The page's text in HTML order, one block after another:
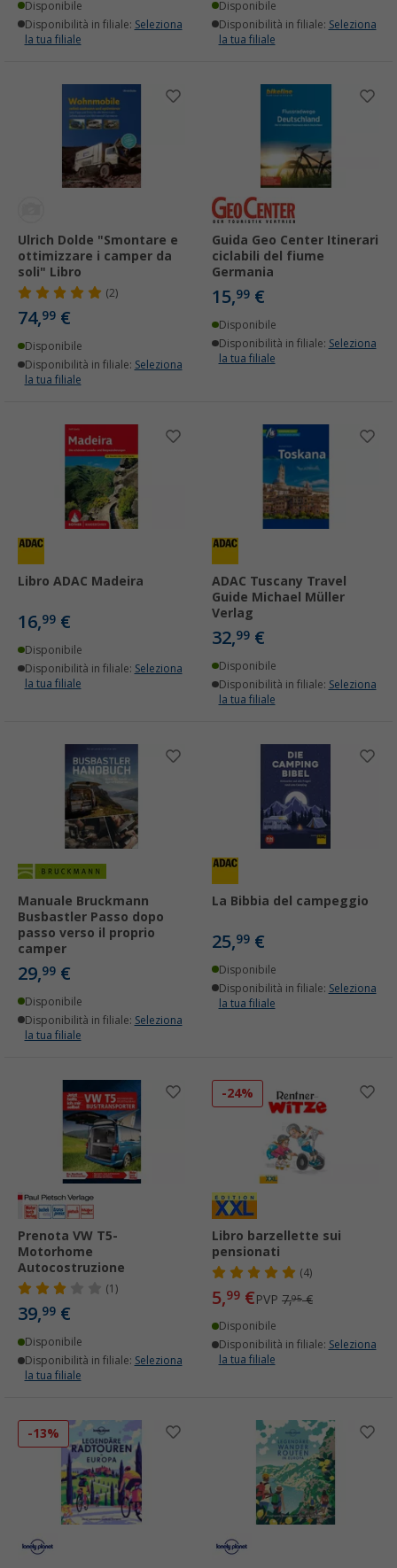
Disponibile
Disponibilità in filiale: Seleziona
la tua filiale
Disponibile
Disponibilità in filiale: Seleziona
la tua filiale
Ulrich Dolde "Smontare e
ottimizzare i camper da
soli" Libro
(2)
74,99 €
Disponibile
Disponibilità in filiale: Seleziona
la tua filiale
Guida Geo Center Itinerari
ciclabili del fiume
Germania
15,99 €
Disponibile
Disponibilità in filiale: Seleziona
la tua filiale
Libro ADAC Madeira
16,99 €
Disponibile
Disponibilità in filiale: Seleziona
la tua filiale
ADAC Tuscany Travel
Guide Michael Müller
Verlag
32,99 €
Disponibile
Disponibilità in filiale: Seleziona
la tua filiale
Manuale Bruckmann
Busbastler Passo dopo
passo verso il proprio
camper
29,99 €
Disponibile
Disponibilità in filiale: Seleziona
la tua filiale
La Bibbia del campeggio
25,99 €
Disponibile
Disponibilità in filiale: Seleziona
la tua filiale
Prenota VW T5-
Motorhome
Autocostruzione
(1)
39,99 €
Disponibile
Disponibilità in filiale: Seleziona
la tua filiale
-24%
Libro barzellette sui
pensionati
(4)
5,99 €PVP 7,95€
Disponibile
Disponibilità in filiale: Seleziona
la tua filiale
-13%